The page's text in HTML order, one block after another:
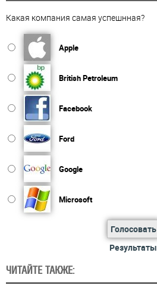
Какая компания самая успешнная?
Apple
British Petroleum
Facebook
Ford
Google
Microsoft
Голосовать
Результаты
ЧИТАЙТЕ ТАКЖЕ: